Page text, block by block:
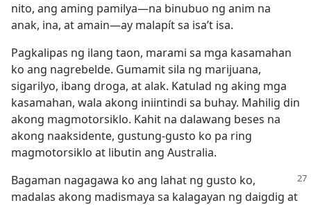
nito, ang aming pamilya​—na binubuo ng anim na
anak, ina, at amain​—ay malapít sa isa’t isa.
Pagkalipas ng ilang taon, marami sa mga kasamahan
ko ang nagrebelde. Gumamit sila ng marijuana,
sigarilyo, ibang droga, at alak. Katulad ng aking mga
kasamahan, wala akong iniintindi sa buhay. Mahilig din
akong magmotorsiklo. Kahit na dalawang beses na
akong naaksidente, gustung-gusto ko pa ring
magmotorsiklo at libutin ang Australia.
Bagaman nagagawa ko ang lahat ng gusto ko,
madalas akong madismaya sa kalagayan ng daigdig at